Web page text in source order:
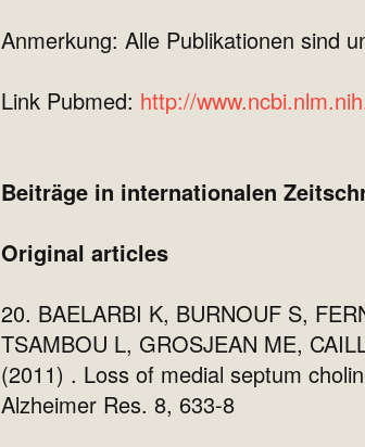
Anmerkung: Alle Publikationen sind
Link Pubmed: http://
Beiträge in internationalen
Original articles
20. BAELARBI K, BURNOUF S,
TSAMBOU L, GROSJEAN ME,
(2011) . Loss of medial septum
Alzheimer Res. 8, 633-8